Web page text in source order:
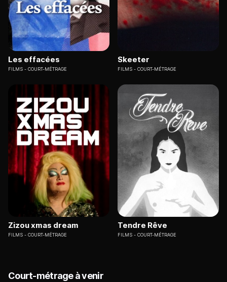
Les effacées
FILMS COURT-MÉTRAGE
Skeeter
FILMS COURT-MÉTRAGE
Zizou xmas dream
FILMS COURT-MÉTRAGE
Tendre Rêve
FILMS COURT-MÉTRAGE
Court-métrage à venir